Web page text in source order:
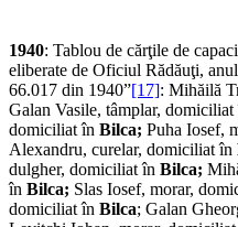
1940: Tablou de cărţile de
eliberate de Oficiul Rădăuţi,
66.017 din 1940”[17]: Mihăilă
Galan Vasile, tâmplar, domiciliat
domiciliat în Bilca; Puha Iosef,
Alexandru, curelar, domiciliat în
dulgher, domiciliat în Bilca;
în Bilca; Slas Iosef, morar,
domiciliat în Bilca; Galan